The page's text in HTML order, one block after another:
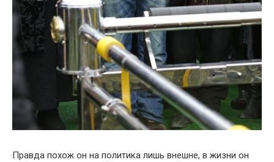
Правда похож он на политика лишь внешне, в жизни он